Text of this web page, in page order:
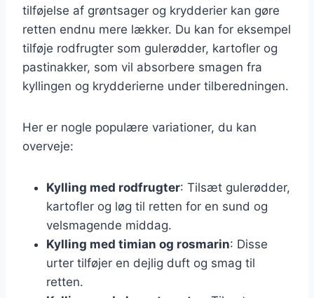
tilføjelse af grøntsager og krydderier kan gøre
retten endnu mere lækker. Du kan for eksempel
tilføje rodfrugter som gulerødder, kartofler og
pastinakker, som vil absorbere smagen fra
kyllingen og krydderierne under tilberedningen.
Her er nogle populære variationer, du kan
overveje:
Kylling med rodfrugter: Tilsæt gulerødder,
kartofler og løg til retten for en sund og
velsmagende middag.
Kylling med timian og rosmarin: Disse
urter tilføjer en dejlig duft og smag til
retten.